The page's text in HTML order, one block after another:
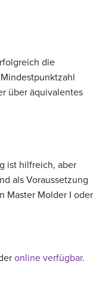
die
über äquivalentes
ist hilfreich, aber
als Voraussetzung
Master Molder I oder
online verfügbar.